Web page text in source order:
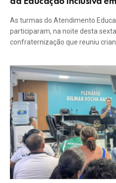
As turmas do Atendimento
participaram, na noite desta
confraternização que reuniu